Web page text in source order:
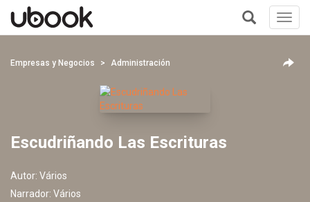
+
Empresas y Negocios Administración
Escudriñando Las Escrituras
Autor: Vários
Narrador: Vários